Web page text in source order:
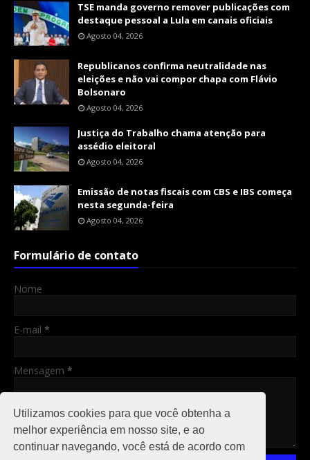
Utilizamos cookies para que você obtenha a
melhor experiência em nosso site, e ao
continuar navegando, você está de acordo com
TSE manda governo remover publicações com
destaque pessoal a Lula em canais oficiais
Agosto 04, 2026
Republicanos confirma neutralidade nas
eleições e não vai compor chapa com Flávio
Bolsonaro
Agosto 04, 2026
Justiça do Trabalho chama atenção para
assédio eleitoral
Agosto 04, 2026
Emissão de notas fiscais com CBS e IBS começa
nesta segunda-feira
Agosto 04, 2026
Formulário de contato
Nome
E-mail *
Mensagem *